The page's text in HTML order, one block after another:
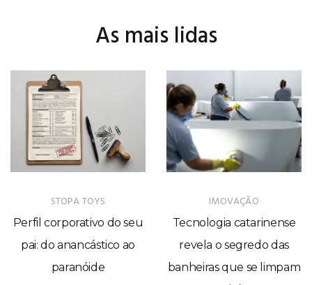
As mais lidas
STOPA TOYS
Perfil corporativo do seu
pai: do anancástico ao
paranóide
IMOVAÇÃO
Tecnologia catarinense
revela o segredo das
banheiras que se limpam